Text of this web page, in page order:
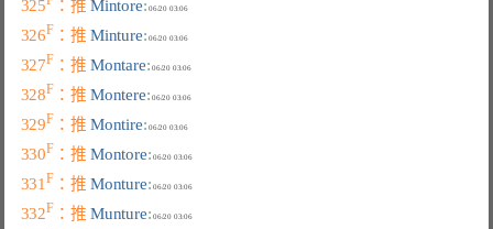
325 ：推 Mintore: 06/20 03:06
326F ：推 Minture: 06/20 03:06
327F ：推 Montare: 06/20 03:06
328F ：推 Montere: 06/20 03:06
329F ：推 Montire: 06/20 03:06
330F ：推 Montore: 06/20 03:06
331 F ：推 Monture: 06/20 03:06
332F ：推 Munture: 06/20 03:06